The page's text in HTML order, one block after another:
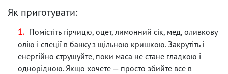
Як приготувати:
Помістіть гірчицю, оцет, лимонний сік, мед, оливкову
олію і спеції в банку з щільною кришкою. Закрутіть і
енергійно струшуйте, поки маса не стане гладкою і
однорідною. Якщо хочете — просто збийте все в